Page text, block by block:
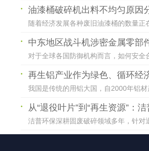
油漆桶破碎机出料不均匀原因
随着经济发展各种废旧油漆桶的数量正
中东地区战斗机涉密金属零部
对于全球各国防御机构而言，如何安
再生铝产业作为绿色、循环经
我国是传统的用铝大国，自2000年铝
从“退役叶片”到“再生资源”：
洁普环保深耕固废破碎领域多年，针对